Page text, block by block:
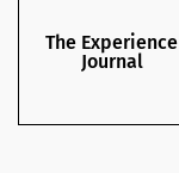
The Experience
Journal